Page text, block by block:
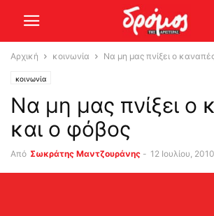
Αρχική κοινωνία Να μη μας πνίξει ο
κοινωνία
Να μη μας πνίξει ο
και ο φόβος
Από Σωκράτης Μαντζουράνης - 12 Ιουλίου, 2010